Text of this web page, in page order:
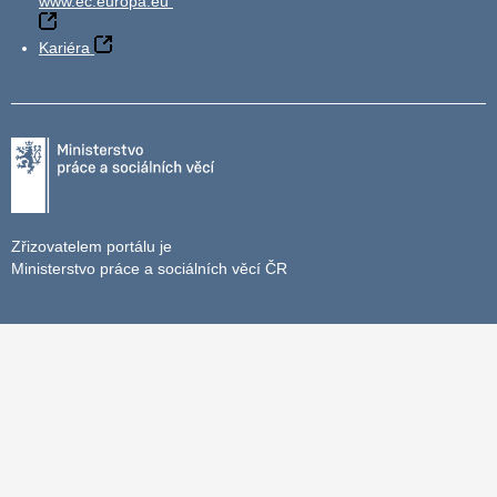
Kariéra
Zřizovatelem portálu je
Ministerstvo práce a sociálních věcí ČR